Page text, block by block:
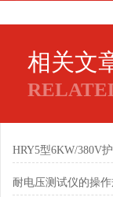
相关文
HRY5型6KW/380V
耐电压测试仪的操